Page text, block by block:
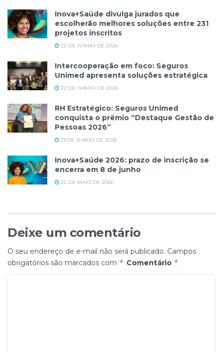
Inova+Saúde divulga jurados que
escolherão melhores soluções entre 231
projetos inscritos
22 DE JUNHO DE 2026
Intercooperação em foco: Seguros
Unimed apresenta soluções estratégica
22 DE JUNHO DE 2026
RH Estratégico: Seguros Unimed
conquista o prêmio “Destaque Gestão de
Pessoas 2026”
19 DE JUNHO DE 2026
Inova+Saúde 2026: prazo de inscrição se
encerra em 8 de junho
22 DE MAIO DE 2026
Deixe um comentário
O seu endereço de e-mail não será publicado. Campos
obrigatórios são marcados com * Comentário *